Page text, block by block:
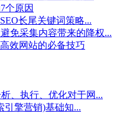
个原因
长尾关键词策略...
免采集内容带来的降权...
效网站的必备技巧
、执行、优化对于网...
引擎营销)基础知...